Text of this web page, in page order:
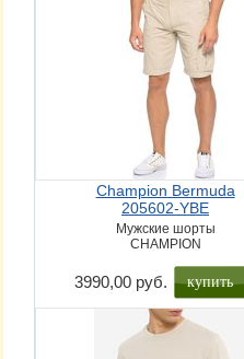
Champion Bermuda
205602-YBE
Мужские шорты
CHAMPION
3990,00 руб. купить